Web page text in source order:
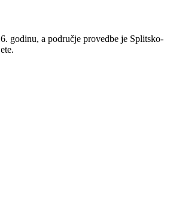
godinu, a područje provedbe je Splitsko-